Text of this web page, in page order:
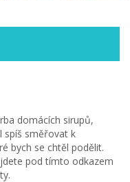
domácích sirupů,
spíš směřovat k
bych se chtěl podělit.
pod tímto odkazem